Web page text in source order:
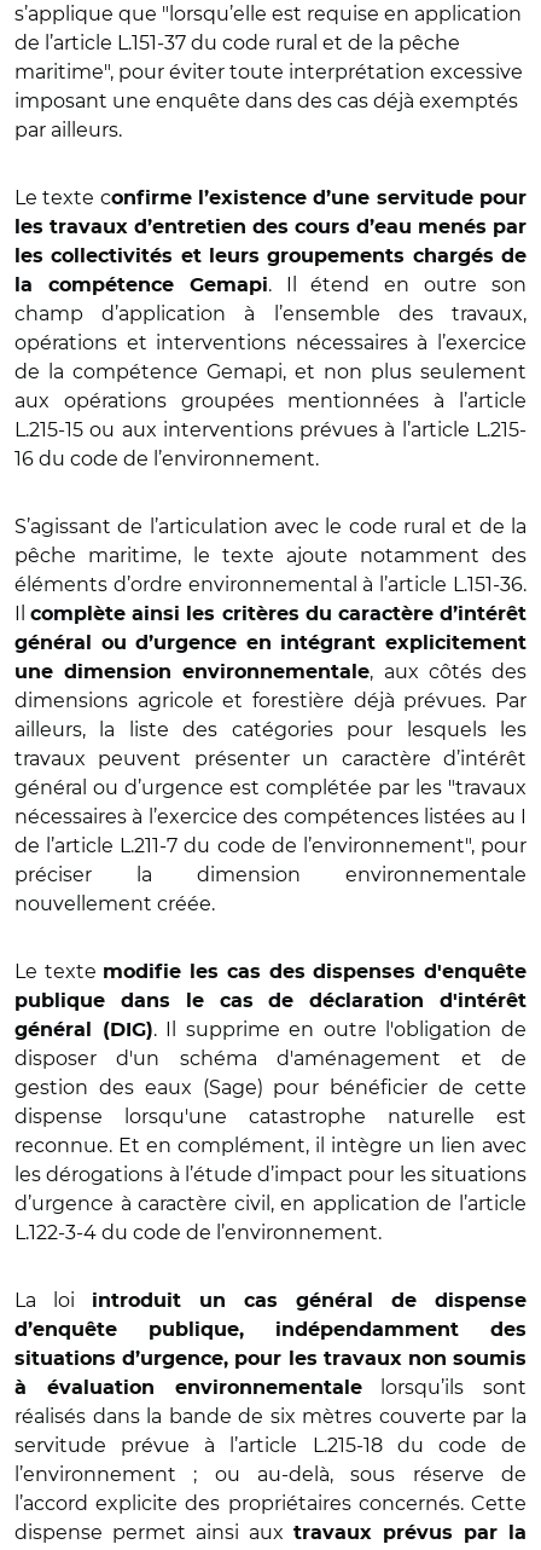
s’applique que "lorsqu’elle est requise en application
de l’article L.151-37 du code rural et de la pêche
maritime", pour éviter toute interprétation excessive
imposant une enquête dans des cas déjà exemptés
par ailleurs.
Le texte confirme l’existence d’une servitude pour
les travaux d’entretien des cours d’eau menés par
les collectivités et leurs groupements chargés de
la compétence Gemapi. Il étend en outre son
champ d’application à l’ensemble des travaux,
opérations et interventions nécessaires à l’exercice
de la compétence Gemapi, et non plus seulement
aux opérations groupées mentionnées à l’article
L.215-15 ou aux interventions prévues à l’article L.215-
16 du code de l’environnement.
S’agissant de l’articulation avec le code rural et de la
pêche maritime, le texte ajoute notamment des
éléments d’ordre environnemental à l’article L.151-36.
Ilcomplète ainsi les critères du caractère d’intérêt
général ou d’urgence en intégrant explicitement
une dimension environnementale, aux côtés des
dimensions agricole et forestière déjà prévues. Par
ailleurs, la liste des catégories pour lesquels les
travaux peuvent présenter un caractère d’intérêt
général ou d’urgence est complétée par les "travaux
nécessaires à l’exercice des compétences listées au I
de l’article L.211‑7 du code de l’environnement", pour
préciser la dimension environnementale
nouvellement créée.
Le texte modifie les cas des dispenses d'enquête
publique dans le cas de déclaration d'intérêt
général (DIG). Il supprime en outre l'obligation de
disposer d'un schéma d'aménagement et de
gestion des eaux (Sage) pour bénéficier de cette
dispense lorsqu'une catastrophe naturelle est
reconnue. Et en complément, il intègre un lien avec
les dérogations à l’étude d’impact pour les situations
d’urgence à caractère civil, en application de l’article
L.122-3-4 du code de l’environnement.
La loi
introduit un cas général de dispense
d’enquête publique, indépendamment des
situations d’urgence, pour les travaux non soumis
à évaluation environnementalelorsqu’ils sont
réalisés dans la bande de six mètres couverte par la
servitude prévue à l’article L.215-18 du code de
l’environnement ; ou au-delà, sous réserve de
l’accord explicite des propriétaires concernés. Cette
dispense permet ainsi aux travaux prévus par la